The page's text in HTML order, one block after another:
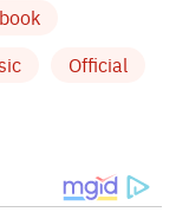
Official